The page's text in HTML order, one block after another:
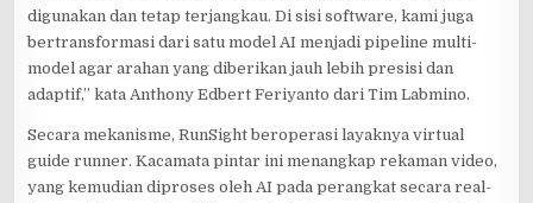
digunakan dan tetap terjangkau. Di sisi software, kami juga
bertransformasi dari satu model AI menjadi pipeline multi-
model agar arahan yang diberikan jauh lebih presisi dan
adaptif,” kata Anthony Edbert Feriyanto dari Tim Labmino.
Secara mekanisme, RunSight beroperasi layaknya virtual
guide runner. Kacamata pintar ini menangkap rekaman video,
yang kemudian diproses oleh AI pada perangkat secara real-